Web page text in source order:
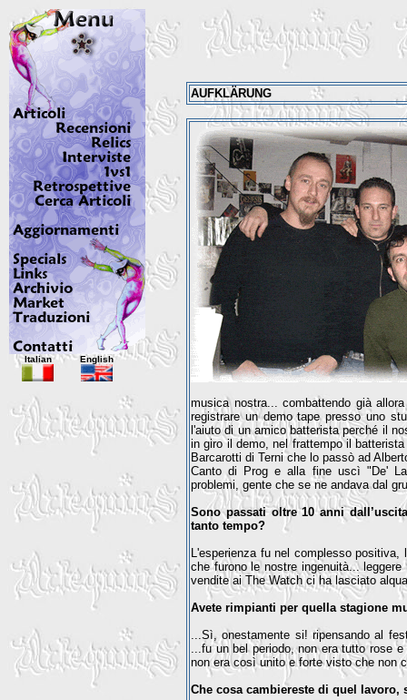
AUFKLÄRUNG
musica nostra... combattendo già
registrare un demo tape presso uno
l'aiuto di un amico batterista perché il
in giro il demo, nel frattempo il
Barcarotti di Terni che lo passò ad
Canto di Prog e alla fine uscì "De' La
problemi, gente che se ne andava dal
Sono passati oltre 10 anni
tanto tempo?
L'esperienza fu nel complesso positiva,
che furono le nostre ingenuità...
vendite ai The Watch ci ha lasciato
Avete rimpianti per quella stagione
...Sì, onestamente si! ripensando al
...fu un bel periodo, non era tutto rose
non era così unito e forte visto che non
Che cosa cambiereste di quel lavoro,
Italian English